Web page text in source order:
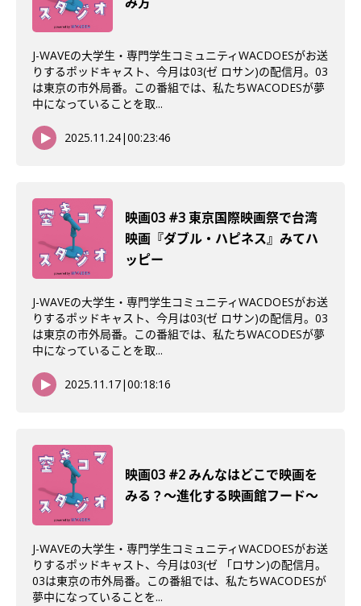
J-WAVEの大学生・専門学生コミュニティWACDOESがお送
りするポッドキャスト、今月は03(ゼ ロサン)の配信月。03
は東京の市外局番。この番組では、私たちWACODESが夢
中になっていることを取...
2025.11.24|00:23:46
映画03 #3 東京国際映画祭で台湾
映画『ダブル・ハピネス』みてハ
ッピー
J-WAVEの大学生・専門学生コミュニティWACDOESがお送
りするポッドキャスト、今月は03(ゼ ロサン)の配信月。03
は東京の市外局番。この番組では、私たちWACODESが夢
中になっていることを取...
2025.11.17|00:18:16
映画03 #2 みんなはどこで映画を
みる？〜進化する映画館フード〜
J-WAVEの大学生・専門学生コミュニティWACDOESがお送
りするポッドキャスト、今月は03(ゼ 「ロサン)の配信月。
03は東京の市外局番。この番組では、私たちWACODESが
夢中になっていることを...